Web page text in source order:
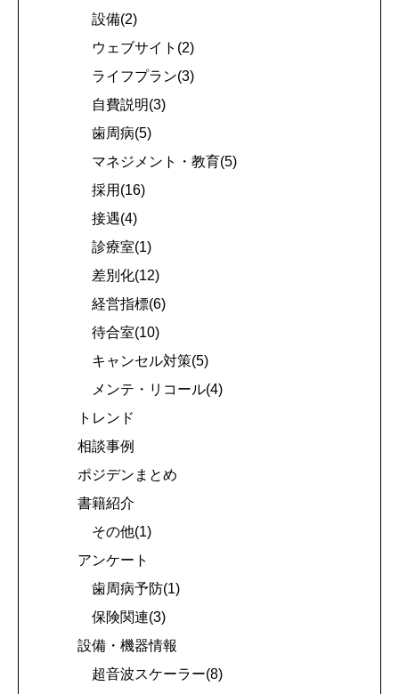
設備(2)
ウェブサイト(2)
ライフプラン(3)
自費説明(3)
歯周病(5)
マネジメント・教育(5)
採用(16)
接遇(4)
診療室(1)
差別化(12)
経営指標(6)
待合室(10)
キャンセル対策(5)
メンテ・リコール(4)
トレンド
相談事例
ポジデンまとめ
書籍紹介
その他(1)
アンケート
歯周病予防(1)
保険関連(3)
設備・機器情報
超音波スケーラー(8)